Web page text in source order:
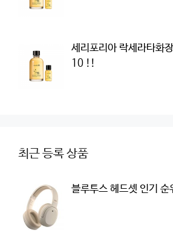
세리포리아 락세라타화
10 !!
최근 등록 상품
블루투스 헤드셋 인기